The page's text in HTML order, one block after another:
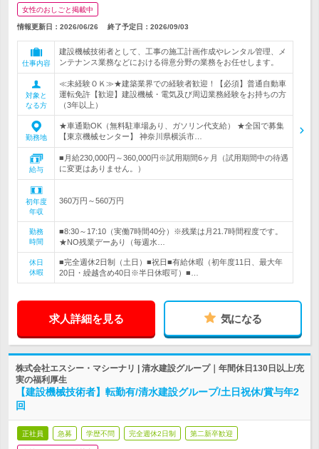
女性のおしごと掲載中
情報更新日：2026/06/26 終了予定日： 2026/09/03
仕事内容
建設機械技術者として、工事の施工計画作成やレンタル管理、メ
ンテナンス業務などにおける得意分野の業務をお任せします。
対象と
なる方
≪未経験ＯＫ≫★建築業界での経験者歓迎！【必須】普通自動車
運転免許【歓迎】建設機械・電気及び周辺業務経験をお持ちの方
（3年以上）
勤務地
★車通勤OK（無料駐車場あり、ガソリン代支給） ★全国で募集
【東京機械センター】 神奈川県横浜市…
給与
■月給230,000円～360,000円※試用期間6ヶ月（試用期間中の待遇
に変更はありません。）
初年度
年収
360万円～560万円
勤務
時間
■8:30～17:10（実働7時間40分）※残業は月21.7時間程度です。
★NO残業デーあり（毎週水…
休日
休暇
■完全週休2日制（土日）■祝日■有給休暇（初年度11日、最大年
20日・繰越含め40日※半日休暇可）■…
求人詳細を見る 気になる
株式会社エスシー・マシーナリ | 清水建設グループ｜年間休日130日以上/充
実の福利厚生
【建設機械技術者】転勤有/清水建設グループ/土日祝休/賞与年2
回
正社員 急募 学歴不問 完全週休2日制 第二新卒歓迎